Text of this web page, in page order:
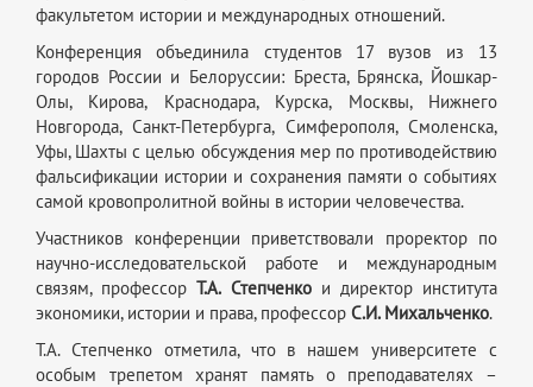
факультетом истории и международных отношений.
Конференция объединила студентов 17 вузов из 13
городов России и Белоруссии: Бреста, Брянска, Йошкар-
Олы, Кирова, Краснодара, Курска, Москвы, Нижнего
Новгорода, Санкт-Петербурга, Симферополя, Смоленска,
Уфы, Шахты с целью обсуждения мер по противодействию
фальсификации истории и сохранения памяти о событиях
самой кровопролитной войны в истории человечества.
Участников конференции приветствовали проректор по
научно-исследовательской работе и международным
связям, профессорТ.А. Степченко и директор института
экономики, истории и права, профессор С.И. Михальченко.
Т.А. Степченко отметила, что в нашем университете с
особым трепетом хранят память о преподавателях –